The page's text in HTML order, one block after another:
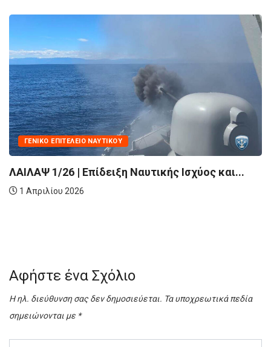
ΓΕΝΙΚΌ ΕΠΙΤΕΛΕΊΟ ΝΑΥΤΙΚΟΎ
1/26 | Επίδειξη Ναυτικής Ισχύος και...
Απριλίου 2026
Αφήστε ένα Σχόλιο
Η ηλ. διεύθυνση σας δεν δημοσιεύεται. Τα υποχρεωτικά πεδία
σημειώνονται με *